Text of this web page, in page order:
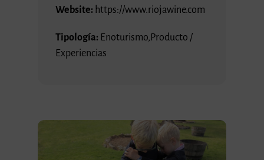
Website: https://www.riojawine.com
Tipología: Enoturismo, Producto /
Experiencias